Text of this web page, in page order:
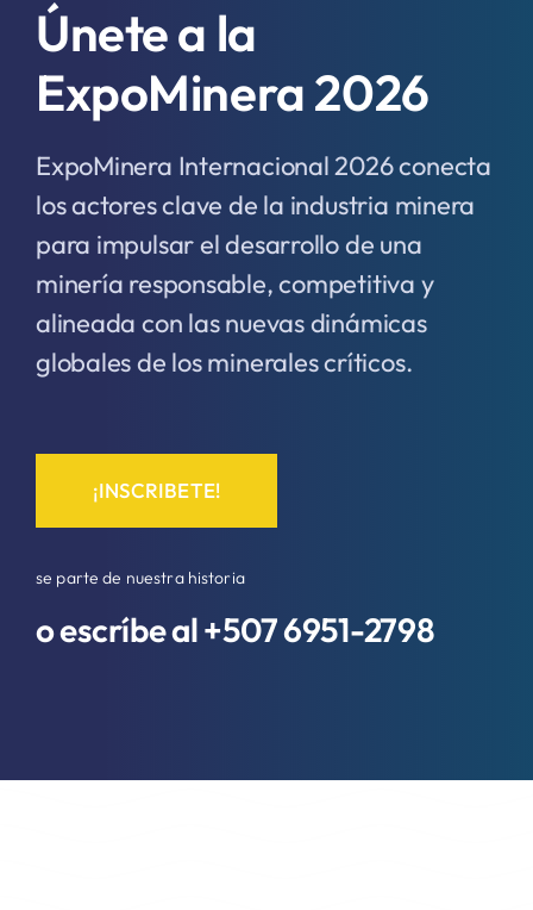
Únete a la
ExpoMinera 2026
ExpoMinera Internacional 2026 conecta
los actores clave de la industria minera
para impulsar el desarrollo de una
minería responsable, competitiva y
alineada con las nuevas dinámicas
globales de los minerales críticos.
¡INSCRIBETE!
se parte de nuestra historia
o escríbe al +5076951-2798